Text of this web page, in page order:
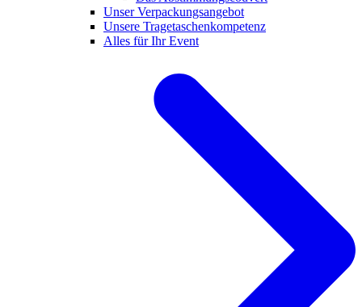
Unser Verpackungsangebot
Unsere Tragetaschenkompetenz
Alles für Ihr Event